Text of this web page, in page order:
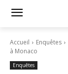
Accueil Enquêtes
à Monaco
Enquêtes